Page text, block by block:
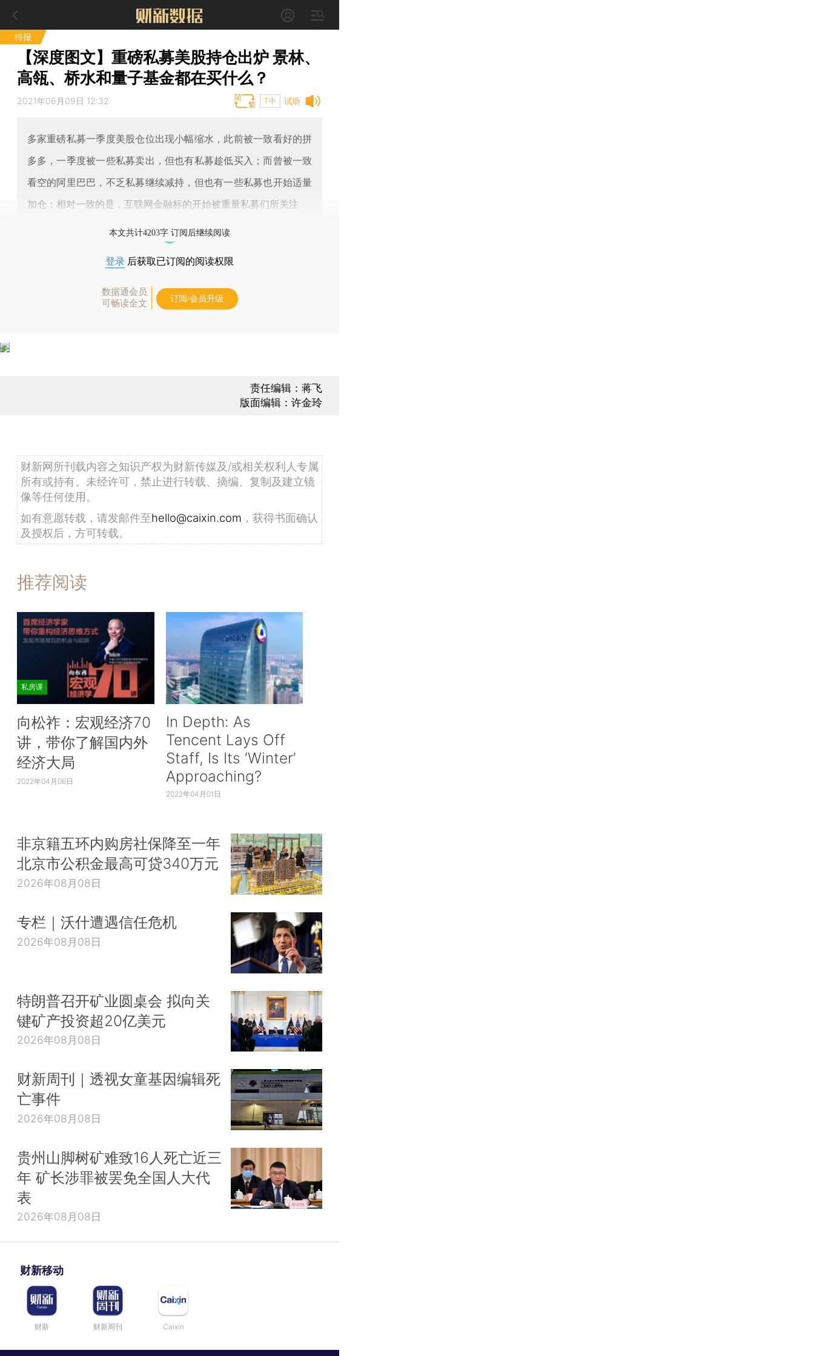
特报
【深度图文】重磅私募美股持仓出炉 景林、
高瓴、桥水和量子基金都在买什么？
试听
2021年06月09日 12:32 T中
多家重磅私募一季度美股仓位出现小幅缩水，此前被一致看好的拼
多多，一季度被一些私募卖出，但也有私募趁低买入；而曾被一致
看空的阿里巴巴，不乏私募继续减持，但也有一些私募也开始适量
加仓；相对一致的是，互联网金融标的开始被重量私募们所关注
本文共计4203字 订阅后继续阅读
登录 后获取已订阅的阅读权限
数据通会员
可畅读全文
订阅/会员升级
责任编辑：蒋飞
版面编辑：许金玲
财新网所刊载内容之知识产权为财新传媒及/或相关权利人专属
所有或持有。未经许可，禁止进行转载、摘编、复制及建立镜
像等任何使用。
如有意愿转载，请发邮件至hello@caixin.com ，获得书面确认
及授权后，方可转载。
推荐阅读
私房课
向松祚：宏观经济70
讲，带你了解国内外
经济大局
2022年04月06日
In Depth: As
Tencent Lays Off
Staff, Is Its ‘Winter’
Approaching?
2022年04月01日
非京籍五环内购房社保降至一年
北京市公积金最高可贷340万元
2026年08月08日
专栏｜沃什遭遇信任危机
2026年08月08日
特朗普召开矿业圆桌会 拟向关
键矿产投资超20亿美元
2026年08月08日
财新周刊｜透视女童基因编辑死
亡事件
2026年08月08日
贵州山脚树矿难致16人死亡近三
年 矿长涉罪被罢免全国人大代
表
2026年08月08日
财新移动
财新 财新周刊 Caixin